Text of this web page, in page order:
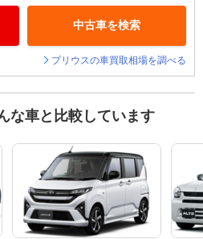
中古車を検索
プリウスの車買取相場を調べる
な車と比較しています